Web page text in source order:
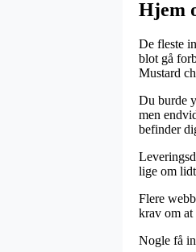
Hjem
De fleste
blot gå
Mustard
Du burde
men
befinder
lige om
Flere
krav om at
Nogle få